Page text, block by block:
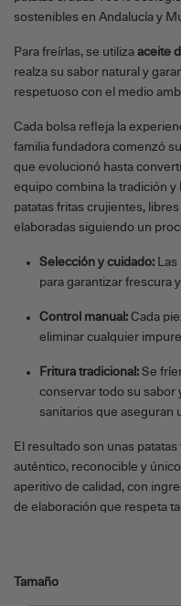
sostenibles en Andalucía y
Para freírlas, se utiliza aceite
realza su sabor natural y
respetuoso con el medio
Cada bolsa refleja la
familia fundadora comenzó
que evolucionó hasta
equipo combina la tradición y
patatas fritas crujientes,
elaboradas siguiendo un
Selección y cuidado:
para garantizar frescura
Control manual: Cada
eliminar cualquier
Fritura tradicional: Se
conservar todo su sabor
sanitarios que aseguran
El resultado son unas
auténtico, reconocible y
aperitivo de calidad, con
de elaboración que respeta
Tamaño